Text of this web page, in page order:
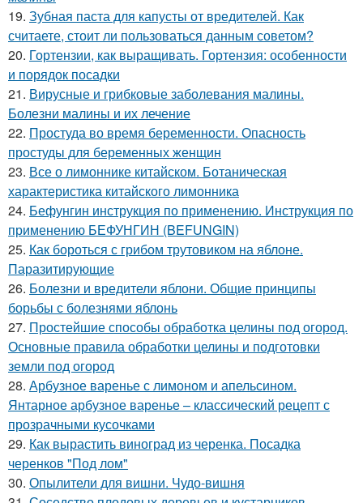
19. Зубная паста для капусты от вредителей. Как
считаете, стоит ли пользоваться данным советом?
20. Гортензии, как выращивать. Гортензия: особенности
и порядок посадки
21. Вирусные и грибковые заболевания малины.
Болезни малины и их лечение
22. Простуда во время беременности. Опасность
простуды для беременных женщин
23. Все о лимоннике китайском. Ботаническая
характеристика китайского лимонника
24. Бефунгин инструкция по применению. Инструкция по
применению БЕФУНГИН (BEFUNGIN)
25. Как бороться с грибом трутовиком на яблоне.
Паразитирующие
26. Болезни и вредители яблони. Общие принципы
борьбы с болезнями яблонь
27. Простейшие способы обработка целины под огород.
Основные правила обработки целины и подготовки
земли под огород
28. Арбузное варенье с лимоном и апельсином.
Янтарное арбузное варенье – классический рецепт с
прозрачными кусочками
29. Как вырастить виноград из черенка. Посадка
черенков "Под лом"
30. Опылители для вишни. Чудо-вишня